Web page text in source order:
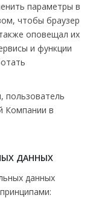
параметры в
чтобы браузер
оповещал их
и функции
пользователь
Компании в
ДАННЫХ
данных